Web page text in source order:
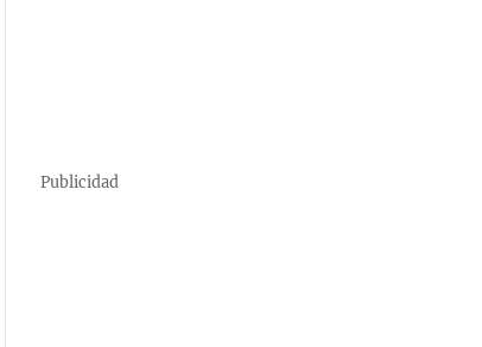
Publicidad